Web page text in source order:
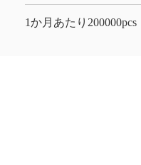
1か月あたり200000pcs